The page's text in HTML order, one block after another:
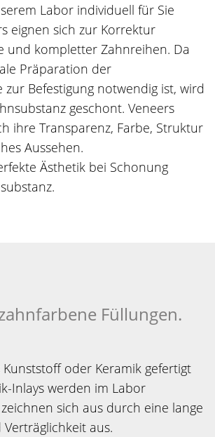
Labor individuell für Sie
eignen sich zur Korrektur
und kompletter Zahnreihen. Da
Präparation der
Befestigung notwendig ist, wird
geschont. Veneers
ihre Transparenz, Farbe, Struktur
Aussehen.
Ästhetik bei Schonung
Füllungen.
oder Keramik gefertigt
Inlays werden im Labor
sich aus durch eine lange
aus.